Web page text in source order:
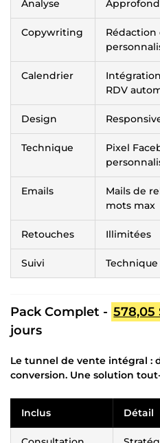
Analyse
Copywriting
Calendrier
RDV
Design
Technique
Pixel
Emails
Mails de
mots max
Retouches Illimitées
Suivi
Pack Complet - 578,05
jours
Le tunnel de vente intégral :
conversion. Une solution
Inclus Détail